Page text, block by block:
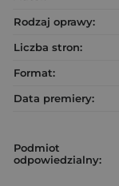
Rodzaj oprawy:
Liczba stron:
Format:
Data premiery:
Podmiot
odpowiedzialny: